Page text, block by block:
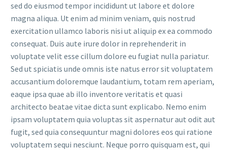
sed do eiusmod tempor incididunt ut labore et dolore
magna aliqua. Ut enim ad minim veniam, quis nostrud
exercitation ullamco laboris nisi ut aliquip ex ea commodo
consequat. Duis aute irure dolor in reprehenderit in
voluptate velit esse cillum dolore eu fugiat nulla pariatur.
Sed ut spiciatis unde omnis iste natus error sit voluptatem
accusantium doloremque laudantium, totam rem aperiam,
eaque ipsa quae ab illo inventore veritatis et quasi
architecto beatae vitae dicta sunt explicabo. Nemo enim
ipsam voluptatem quia voluptas sit aspernatur aut odit aut
fugit, sed quia consequuntur magni dolores eos qui ratione
voluptatem sequi nesciunt. Neque porro quisquam est, qui